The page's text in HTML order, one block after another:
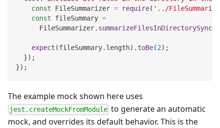
const
FileSummarizer = require( '../
const fileSummary =
FileSummarizer. summarizeFilesInDirectorySync
expect (fileSummary. length) . toBe(2) ;
}) ;
}) ;
The example mock shown here uses
jest.createMockFromModule to generate an automatic
mock, and overrides its default behavior. This is the